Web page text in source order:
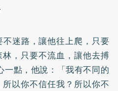
迷路，讓他往上爬，只要
，只要不流血，讓他去搏
點，他說：「我有不同的
以你不信任我？所以你不